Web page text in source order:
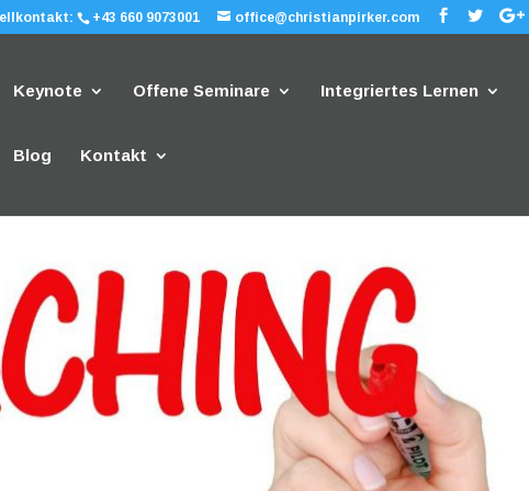
+43 660 9073001 office@christianpirker.com
Keynote Offene Seminare Integriertes Lernen
Blog Kontakt